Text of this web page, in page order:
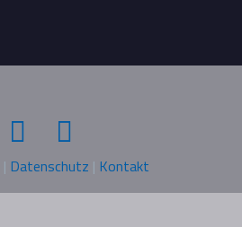
| Datenschutz | Kontakt